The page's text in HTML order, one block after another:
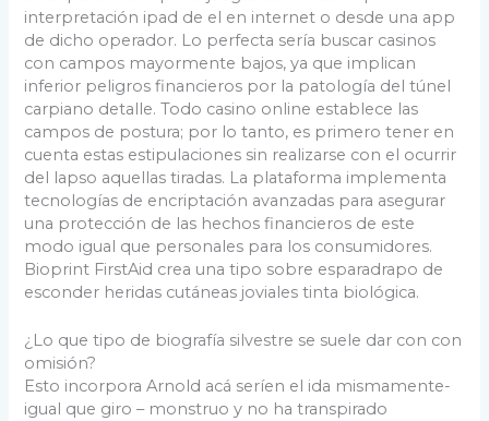
interpretación ipad de el en internet o desde una app
de dicho operador. Lo perfecta serí­a buscar casinos
con campos mayormente bajos, ya que implican
inferior peligros financieros por la patologí­a del túnel
carpiano detalle. Todo casino online establece las
campos de postura; por lo tanto, es primero tener en
cuenta estas estipulaciones sin realizarse con el ocurrir
del lapso aquellas tiradas. La plataforma implementa
tecnologías de encriptación avanzadas para asegurar
una protección de las hechos financieros de este
modo­ igual que personales para los consumidores.
Bioprint FirstAid crea una tipo sobre esparadrapo de
esconder heridas cutáneas joviales tinta biológica.
¿Lo que tipo de biografía silvestre se suele dar con con
omisión?
Esto incorpora Arnold acá serí­en el ida mismamente­
igual que giro – monstruo y no ha transpirado